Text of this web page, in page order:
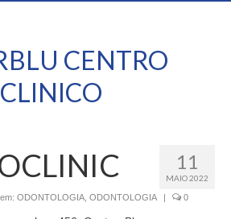
CENTRO
CLINICO
11
MAIO 2022
ODONTOLOGIA ODONTOLOGIA | 0